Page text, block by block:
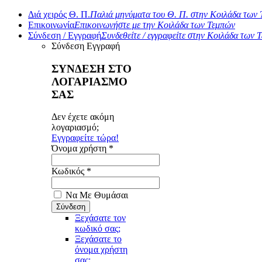
Διά χειρός Θ. Π.Παλιά μηνύματα του Θ. Π. στην Κοιλάδα των
ΕπικοινωνίαΕπικοινωνήστε με την Κοιλάδα των Τεμπών
Σύνδεση / ΕγγραφήΣυνδεθείτε / εγγραφείτε στην Κοιλάδα των
Σύνδεση Εγγραφή
ΣΥΝΔΕΣΗ ΣΤΟ
ΛΟΓΑΡΙΑΣΜΟ
ΣΑΣ
Δεν έχετε ακόμη
λογαριασμό;
Εγγραφείτε τώρα!
Όνομα χρήστη *
Κωδικός *
Να Με Θυμάσαι
Ξεχάσατε τον
κωδικό σας;
Ξεχάσατε το
όνομα χρήστη